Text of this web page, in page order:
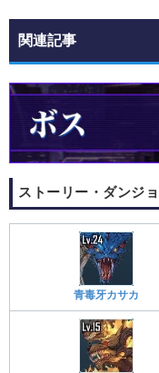
関連記事
ストーリー・ダンジ
青毒牙カサカ